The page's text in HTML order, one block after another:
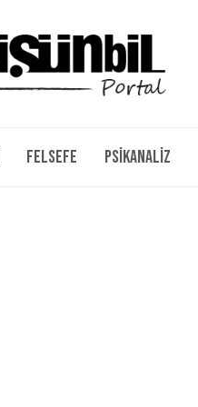
Felsefe Psikanaliz